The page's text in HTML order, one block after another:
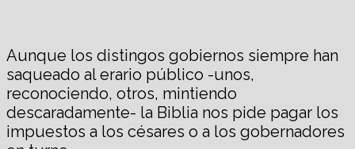
Aunque los distingos gobiernos siempre han
saqueado al erario público -unos,
reconociendo, otros, mintiendo
descaradamente- la Biblia nos pide pagar los
impuestos a los césares o a los gobernadores